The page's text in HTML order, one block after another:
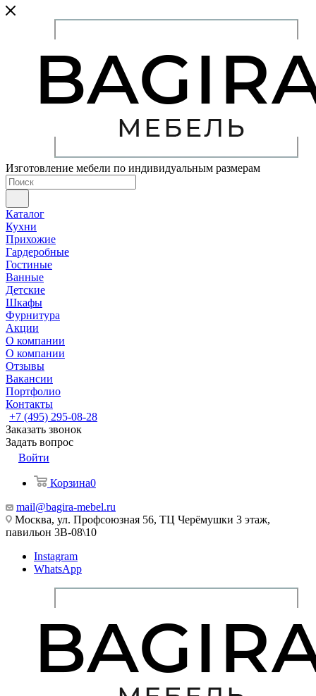
Изготовление мебели по индивидуальным размерам
Каталог
Кухни
Прихожие
Гардеробные
Гостиные
Ванные
Детские
Шкафы
Фурнитура
Акции
О компании
О компании
Отзывы
Вакансии
Портфолио
Контакты
+7 (495) 295-08-28
Заказать звонок
Задать вопрос
Войти
Корзина0
mail@bagira-mebel.ru
Москва, ул. Профсоюзная 56, ТЦ Черёмушки 3 этаж,
павильон 3В-08\10
Instagram
WhatsApp